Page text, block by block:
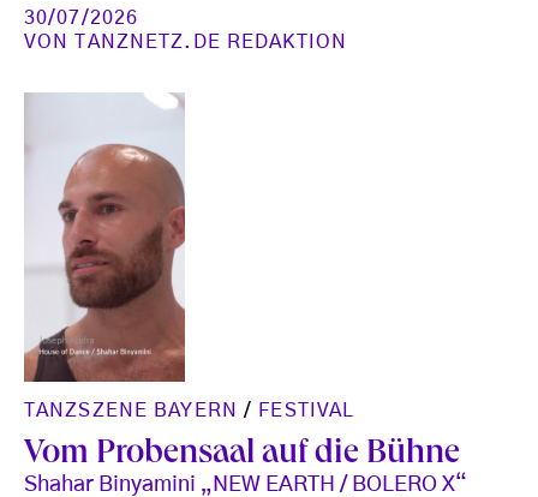
30/07/2026
VON
TANZNETZ.DE REDAKTION
TANZSZENE BAYERN / FESTIVAL
Vom Probensaal auf die Bühne
Shahar Binyamini „NEW EARTH / BOLERO X“